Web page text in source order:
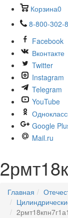
Корзина0
8-800-302-
Facebook
Вконтакте
Twitter
Instagram
Telegram
YouTube
Google
Mail.ru
Главная